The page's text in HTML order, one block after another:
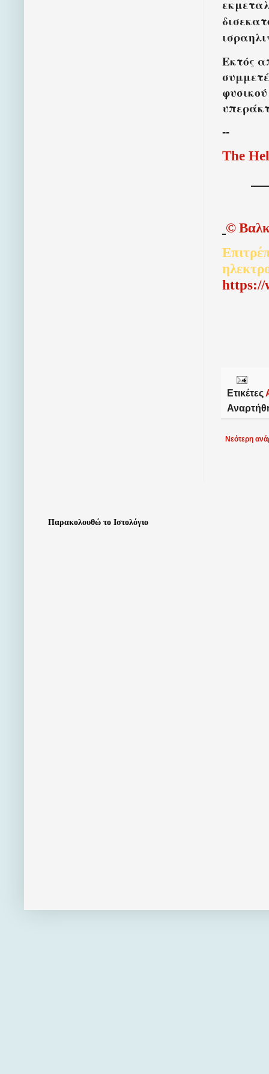
Εκτός
--
The
©
https://
Ετικέτες
Νεότερη
Παρακολουθώ το Ιστολόγιο